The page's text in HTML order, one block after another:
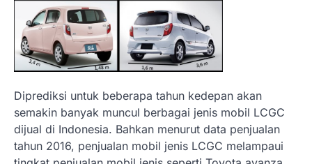
Diprediksi untuk beberapa tahun kedepan akan
semakin banyak muncul berbagai jenis mobil LCGC
dijual di Indonesia. Bahkan menurut data penjualan
tahun 2016, penjualan mobil jenis LCGC melampaui